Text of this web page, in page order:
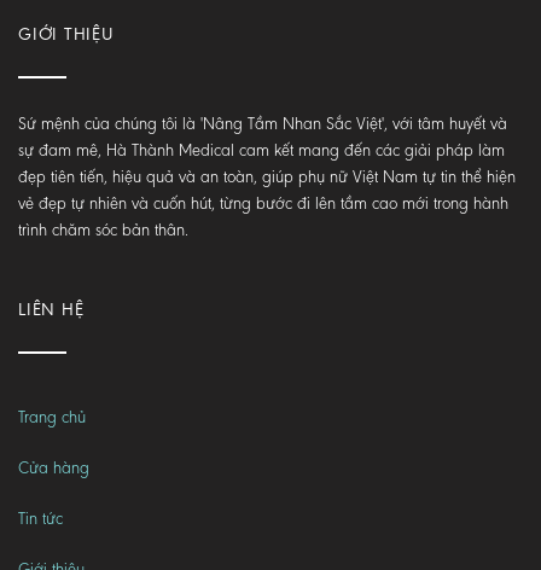
GIỚI THIỆU
Sứ mệnh của chúng tôi là 'Nâng Tầm Nhan Sắc Việt', với tâm huyết và
sự đam mê, Hà Thành Medical cam kết mang đến các giải pháp làm
đẹp tiên tiến, hiệu quả và an toàn, giúp phụ nữ Việt Nam tự tin thể hiện
vẻ đẹp tự nhiên và cuốn hút, từng bước đi lên tầm cao mới trong hành
trình chăm sóc bản thân.
LIÊN HỆ
Trang chủ
Cửa hàng
Tin tức